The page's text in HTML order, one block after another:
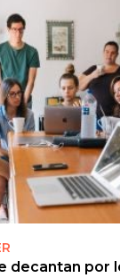
decantan por